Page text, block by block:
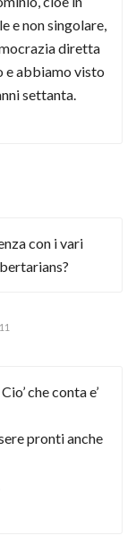
e non singolare,
diretta
e abbiamo visto
settanta.
con i vari
che conta e’
pronti anche